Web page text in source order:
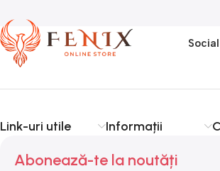
Link-uri utile Informații
Abonează-te la noutăți